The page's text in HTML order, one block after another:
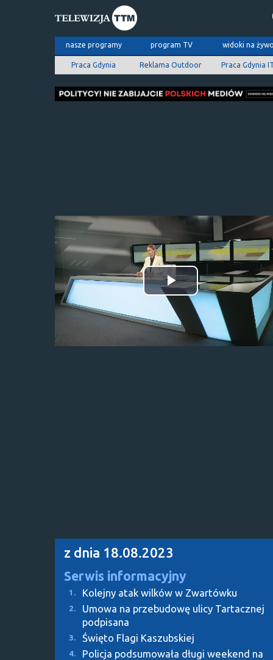
nasze programy program TV widoki na
Praca Gdynia Reklama Outdoor Praca Gdynia
Odtwórz
wideo
z dnia 18.08.2023
Serwis informacyjny
1. Kolejny atak wilków w Zwartówku
2.
Umowa na przebudowę ulicy Tartacznej
podpisana
3. Święto Flagi Kaszubskiej
4.
Policja podsumowała długi weekend na